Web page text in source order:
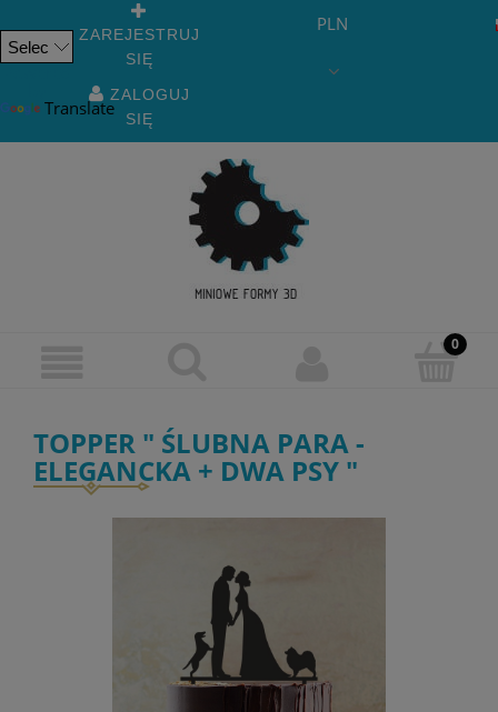
Translate
ZAREJESTRUJ
SIĘ
ZALOGUJ
SIĘ
PLN
TOPPER " ŚLUBNA PARA -
ELEGANCKA + DWA PSY "